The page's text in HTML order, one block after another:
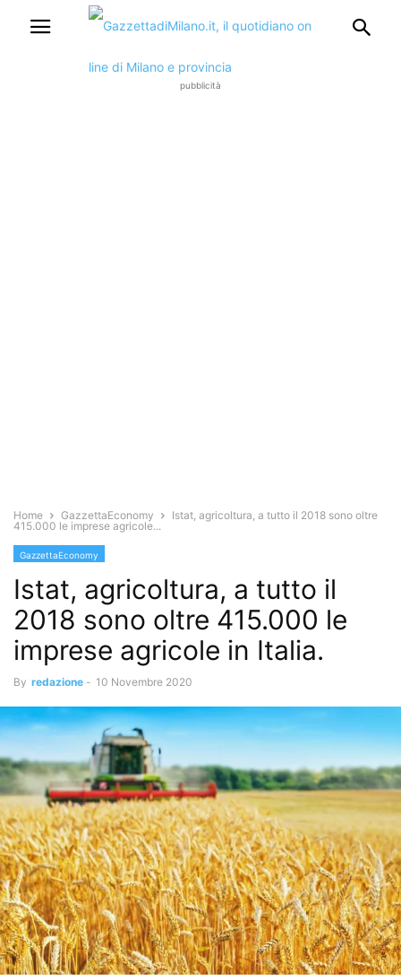
pubblicità
Home GazzettaEconomy
Istat, agricoltura, a tutto il 2018 sono oltre
415.000 le imprese agricole...
GazzettaEconomy
Istat, agricoltura, a tutto il
2018 sono oltre 415.000 le
imprese agricole in Italia.
By redazione - 10 Novembre 2020